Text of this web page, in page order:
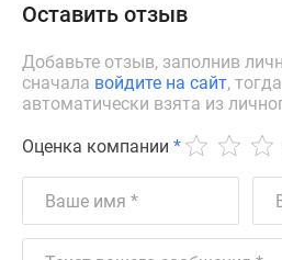
Оставить отзыв
Добавьте отзыв, заполнив
сначала войдите на сайт,
автоматически взята из
Оценка компании *